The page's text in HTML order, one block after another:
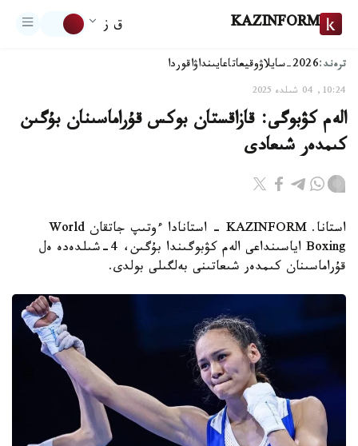
KAZINFORM ق ز
ترەند:2026-سايلاۋ وقيعاتاعايىنداۋاقوردا
10:24, 04 شىلدە 2025
الەم كۋبوگى: قازاقستان بوكس قۇراماسىنان بۇگىن
كىمدەر شىعادى
استانا. KAZINFORM - استانادا ءوتىپ جاتقان World
Boxing اياسىنداعى الەم كۋبوگىندا بۇگىن، 4-شىلدەدە ەل
قۇراماسىنان كىمدەر شىعاتىنى بەلگىلى بولدى.